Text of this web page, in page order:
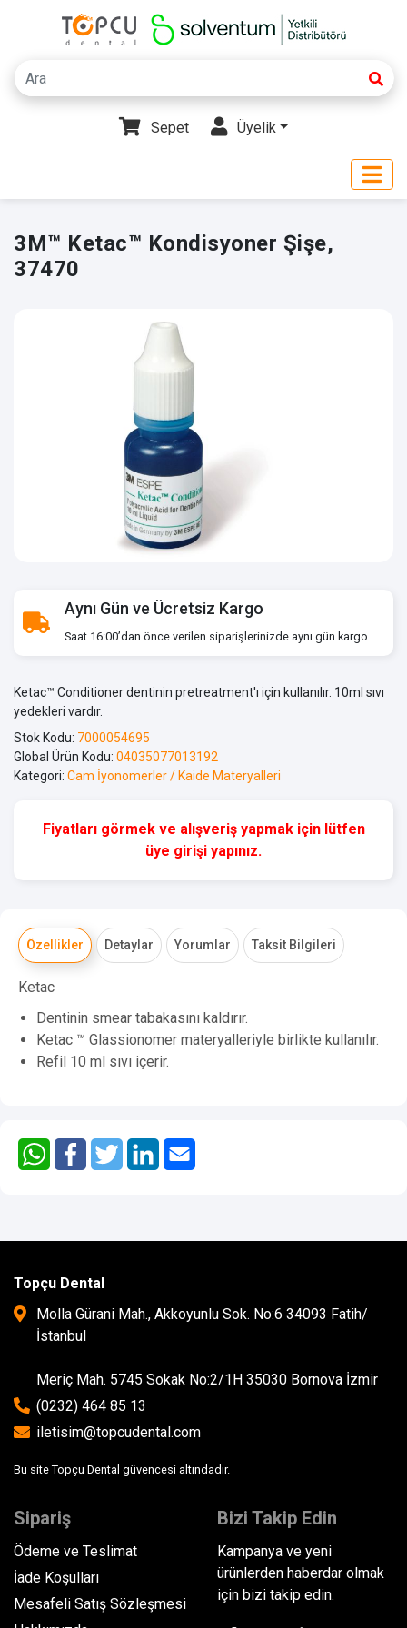
Sepet Üyelik
3M™ Ketac™ Kondisyoner Şişe,
37470
Aynı Gün ve Ücretsiz Kargo
Saat 16:00’dan önce verilen siparişlerinizde aynı gün kargo.
Ketac™ Conditioner dentinin pretreatment'ı için kullanılır. 10ml sıvı
yedekleri vardır.
Stok Kodu: 7000054695
Global Ürün Kodu: 04035077013192
Kategori: Cam İyonomerler / Kaide Materyalleri
Fiyatları görmek ve alışveriş yapmak için lütfen
üye girişi yapınız.
Özellikler Detaylar Yorumlar Taksit Bilgileri
Ketac
Dentinin smear tabakasını kaldırır.
Ketac ™ Glassionomer materyalleriyle birlikte kullanılır.
Refil 10 ml sıvı içerir.
Topçu Dental
Molla Gürani Mah., Akkoyunlu Sok. No:6 34093 Fatih/
İstanbul
Meriç Mah. 5745 Sokak No:2/1H 35030 Bornova İzmir
(0232) 464 85 13
iletisim@topcudental.com
Bu site Topçu Dental güvencesi altındadır.
Sipariş
Ödeme ve Teslimat
İade Koşulları
Mesafeli Satış Sözleşmesi
Bizi Takip Edin
Kampanya ve yeni
ürünlerden haberdar olmak
için bizi takip edin.